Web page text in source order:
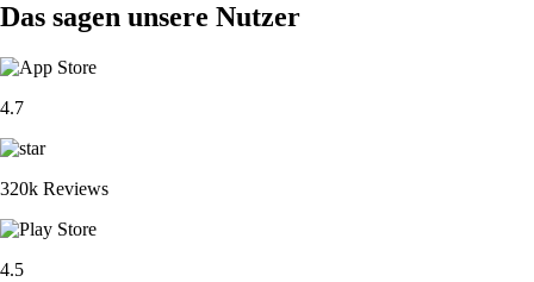
Das sagen unsere Nutzer
4.7
320k Reviews
4.5